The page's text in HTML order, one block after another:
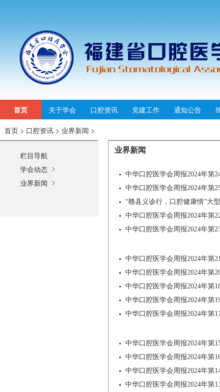
首页 关于学会 口腔资讯 党建工作 通知公告
首页 > 口腔资讯 > 业界新闻 >
栏目导航
学会动态
业界新闻
业界新闻
中华口腔医学会周报2024年第
中华口腔医学会周报2024年第
“赣县义诊行，口腔健康情”大
中华口腔医学会周报2024年第
中华口腔医学会周报2024年第
中华口腔医学会周报2024年第
中华口腔医学会周报2024年第
中华口腔医学会周报2024年第
中华口腔医学会周报2024年第
中华口腔医学会周报2024年第
中华口腔医学会周报2024年第
中华口腔医学会周报2024年第
中华口腔医学会周报2024年第
中华口腔医学会周报2024年第